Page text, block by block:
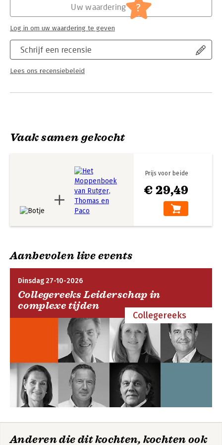
Janneke Schotveld en werd bekroond met de Pluim van de
Nederlandse Kinderjury. Annet Schaap maakte de grappige
illustraties.
Botje
Schrijf een recensie
Lees ons recensiebeleid
Uw waardering ?
Log in om uw waardering te geven
Vaak samen gekocht
€ 29,49
Prijs voor beide
Aanbevolen live events
Dinsdag 27-10-2026
Collegereeks Leiderschap in
complexe tijden
Collegereeks
Anderen die dit kochten, kochten ook